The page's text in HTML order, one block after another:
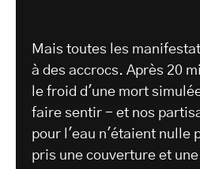
Mais toutes les
à des accrocs. Après 20
le froid d'une mort
faire sentir - et nos
pour l'eau n'étaient nulle
pris une couverture et